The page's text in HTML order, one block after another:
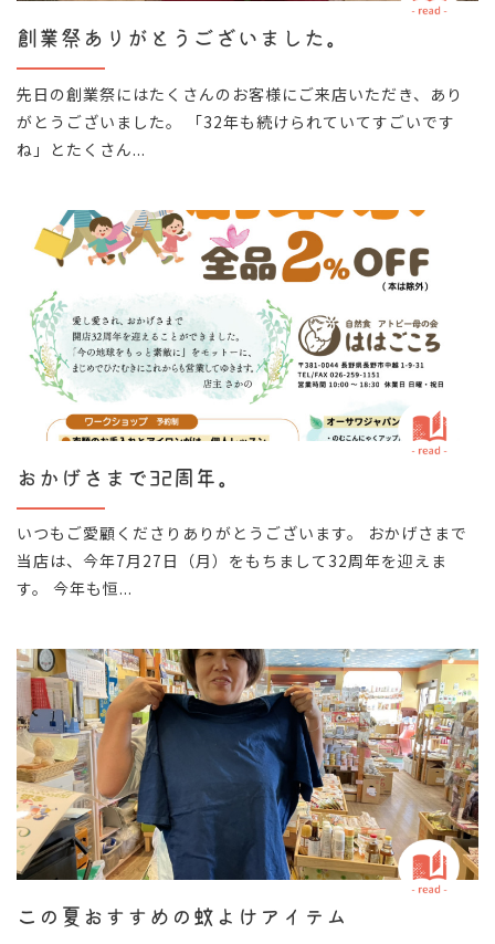
創業祭ありがとうございました。
先日の創業祭にはたくさんのお客様にご来店いただき、あり
がとうございました。 「32年も続けられていてすごいです
ね」とたくさん...
おかげさまで32周年。
いつもご愛顧くださりありがとうございます。 おかげさまで
当店は、今年7月27日（月）をもちまして32周年を迎えま
す。 今年も恒...
この夏おすすめの蚊よけアイテム